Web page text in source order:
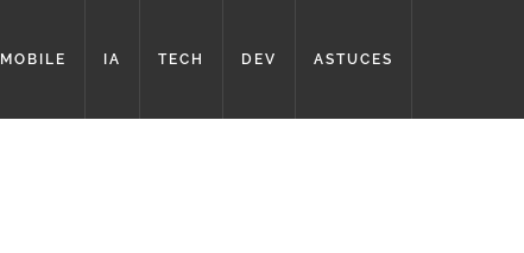
MOBILE IA TECH DEV ASTUCES